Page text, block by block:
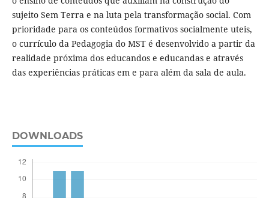
sujeito Sem Terra e na luta pela transformação social. Com
prioridade para os conteúdos formativos socialmente uteis,
o currículo da Pedagogia do MST é desenvolvido a partir da
realidade próxima dos educandos e educandas e através
das experiências práticas em e para além da sala de aula.
DOWNLOADS